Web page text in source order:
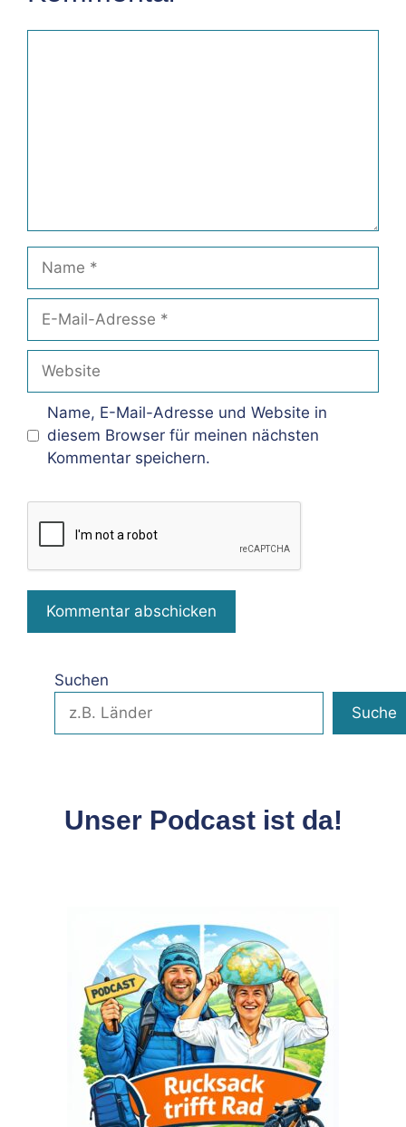
Mail-
Adresse
Name, E-Mail-Adresse und Website in
diesem Browser für meinen nächsten
Kommentar speichern.
Suchen
Suche
Unser Podcast ist da!